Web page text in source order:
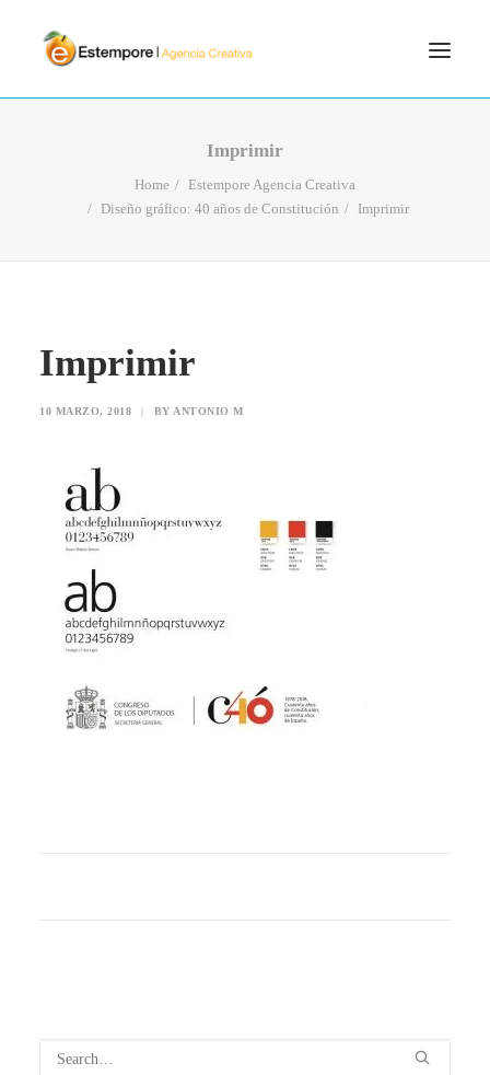
PORTFOLIO
Imprimir
Home
Estempore Agencia Creativa
Diseño gráfico: 40 años de Constitución
Imprimir
Imprimir
10 MARZO, 2018 | BY ANTONIO M